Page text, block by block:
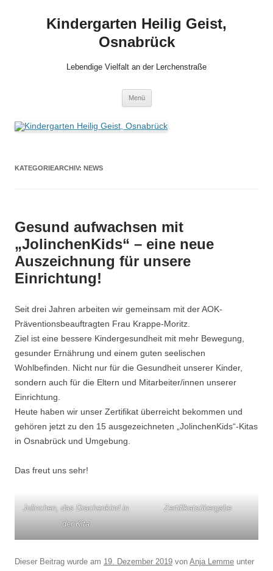
springenKindergarten Heilig Geist,
Osnabrück
Lebendige Vielfalt an der Lerchenstraße
Menü
KATEGORIEARCHIV: NEWS
Gesund aufwachsen mit
„JolinchenKids“ – eine neue
Auszeichnung für unsere
Einrichtung!
Seit drei Jahren arbeiten wir gemeinsam mit der AOK-
Präventionsbeauftragten Frau Krappe-Moritz.
Ziel ist eine bessere Kindergesundheit mit mehr Bewegung,
gesunder Ernährung und einem guten seelischen
Wohlbefinden. Nicht nur für die Gesundheit unserer Kinder,
sondern auch für die Eltern und Mitarbeiter/innen unserer
Einrichtung.
Heute haben wir unser Zertifikat überreicht bekommen und
gehören jetzt zu den 15 ausgezeichneten „JolinchenKids“-Kitas
in Osnabrück und Umgebung.
Das freut uns sehr!
Jolinchen, das Drachenkind in
der Kita
Zertifikatsübergabe
Dieser Beitrag wurde am 19. Dezember 2019 von Anja Lemme unter